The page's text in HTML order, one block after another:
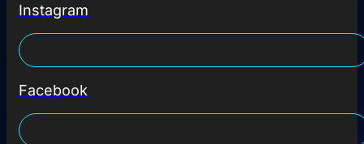
Instagram
Facebook